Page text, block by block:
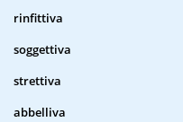
rinfittiva
soggettiva
strettiva
abbelliva